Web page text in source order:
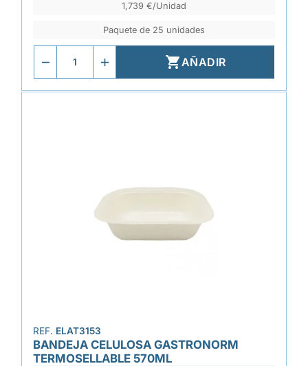
1,739 €/Unidad
Paquete de 25 unidades
AÑADIR
REF. ELAT3153
BANDEJA CELULOSA GASTRONORM
TERMOSELLABLE 570ML